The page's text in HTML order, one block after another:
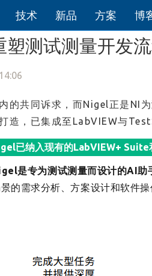
技术 新品 方案 博
塑测试测量开发
的共同诉求，而Nigel正是NI
造，已集成至LabVIEW与
已纳入现有的LabVIEW+ Suite
是专为测试测量而设计的AI助
的需求分析、方案设计和软件